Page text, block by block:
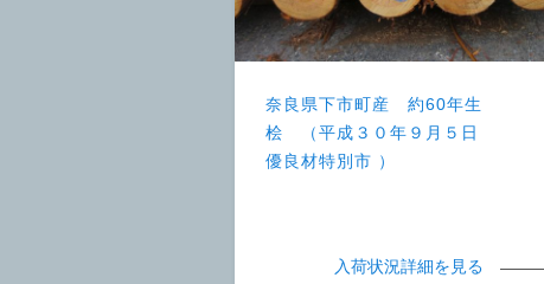
奈良県下市町産 約60年生
桧 （平成３０年９月５日
優良材特別市 ）
入荷状況詳細を見る